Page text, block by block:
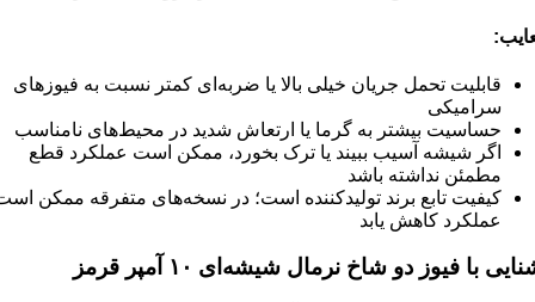
:
قابلیت تحمل جریان خیلی بالا یا ضربه‌ای کمتر نسبت به فیوزهای
سرامیکی
حساسیت بیشتر به گرما یا ارتعاش شدید در محیط‌های نامناسب
اگر شیشه آسیب ببیند یا ترک بخورد، ممکن است عملکرد قطع
مطمئن نداشته باشد
کیفیت تابع برند تولیدکننده است؛ در نسخه‌های متفرقه ممکن
عملکرد کاهش یابد
با فیوز دو شاخ نرمال شیشه‌ای ۱۰ آمپر قرمز